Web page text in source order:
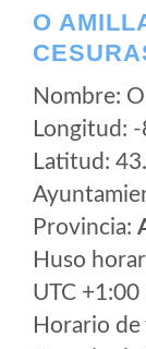
O
Nombre:
Longitud:
Latitud:
Provincia:
Huso
UTC
Horario de